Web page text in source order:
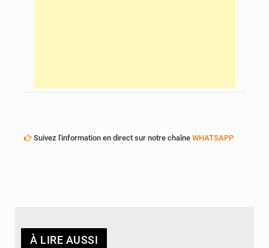
Suivez l'information en direct sur notre chaîne WHATSAPP
À LIRE AUSSI